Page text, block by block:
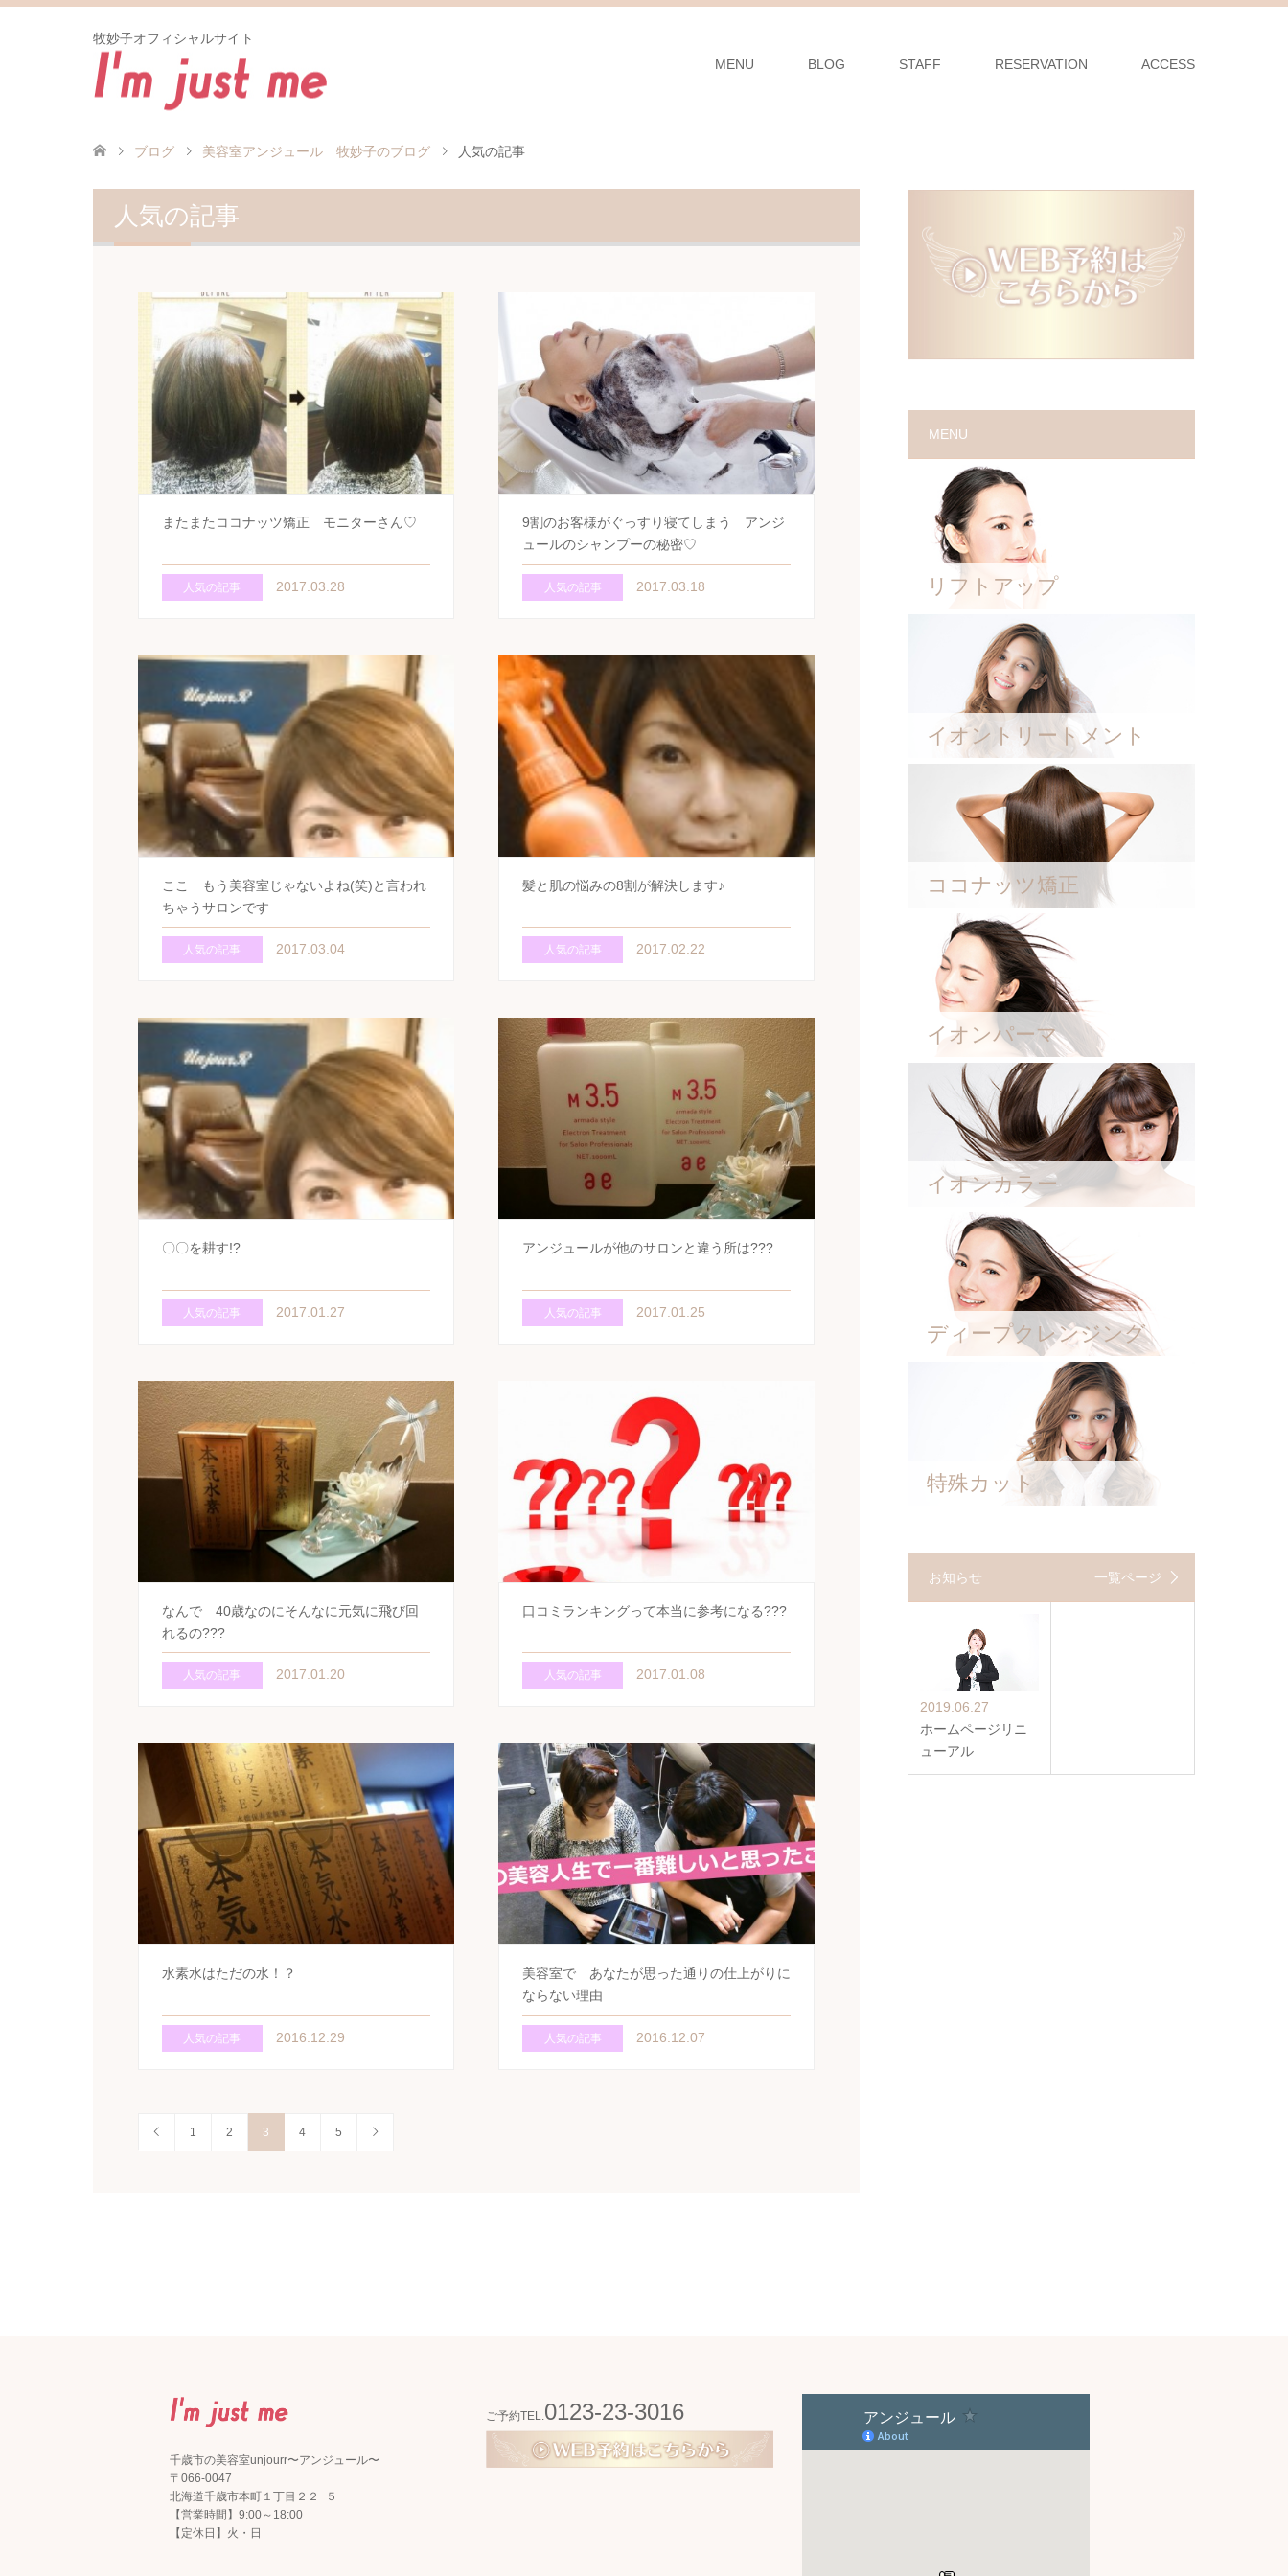
牧妙子オフィシャルサイト
MENU
BLOG STAFF RESERVATION ACCESS
ブログ 美容室アンジュール 牧妙子のブログ 人気の記事
人気の記事
またまたココナッツ矯正 モニターさん♡
人気の記事 2017.03.28
9割のお客様がぐっすり寝てしまう アンジ
ュールのシャンプーの秘密♡
人気の記事 2017.03.18
ここ もう美容室じゃないよね(笑)と言われ
ちゃうサロンです
人気の記事 2017.03.04
髪と肌の悩みの8割が解決します♪
人気の記事 2017.02.22
〇〇を耕す!?
人気の記事 2017.01.27
アンジュールが他のサロンと違う所は???
人気の記事 2017.01.25
なんで 40歳なのにそんなに元気に飛び回
れるの???
人気の記事 2017.01.20
口コミランキングって本当に参考になる???
人気の記事 2017.01.08
水素水はただの水！？
人気の記事 2016.12.29
美容室で あなたが思った通りの仕上がりに
ならない理由
人気の記事 2016.12.07
1 2 3 4 5
MENU
リフトアップ
イオントリートメント
ココナッツ矯正
イオンパーマ
イオンカラー
ディープクレンジング
特殊カット
お知らせ 一覧ページ
2019.06.27
ホームページリニ
ューアル
千歳市の美容室unjourr〜アンジュール〜
〒066-0047
北海道千歳市本町１丁目２２−５
【営業時間】9:00～18:00
【定休日】火・日
ご予約TEL.0123-23-3016